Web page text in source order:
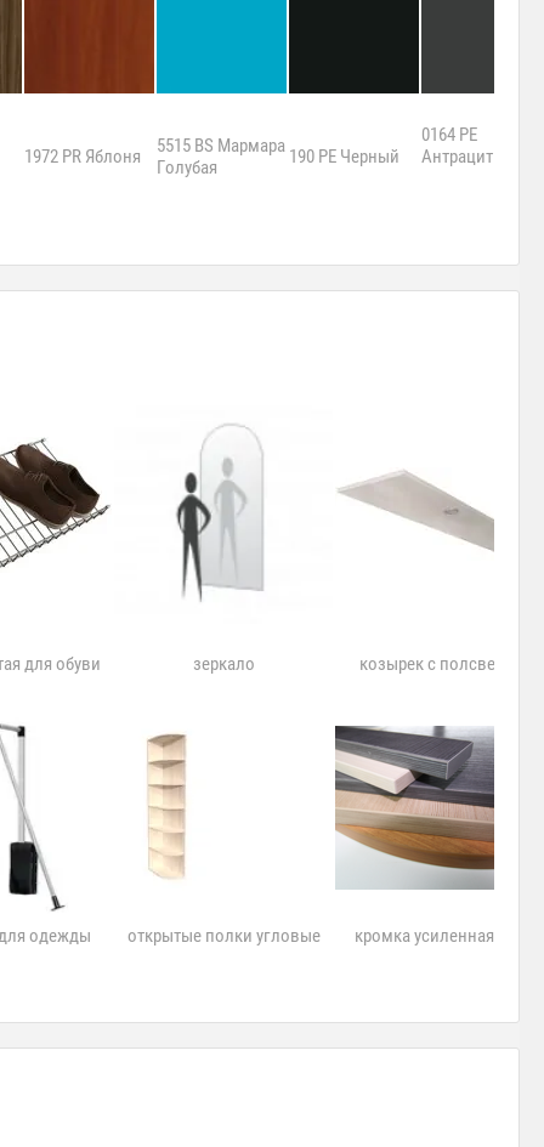
1972 PR Яблоня
5515 BS Мармара
Голубая
190 PE Черный
0164 PE
Антрацит
для обуви зеркало козырек с полсветкой
одежды открытые полки угловые кромка усиленная 2 мм